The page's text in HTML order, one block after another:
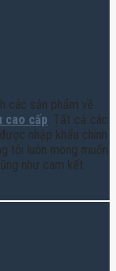
các sản phẩm về
cao cấp. Tất cả các
nhập khẩu chính
tôi luôn mong muốn
như cam kết